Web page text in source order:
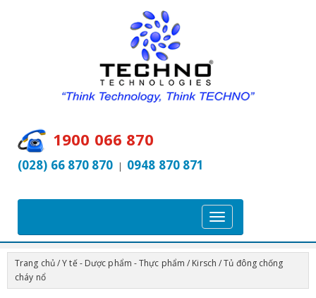
1900 066 870
(028) 66 870 870 | 0948 870 871
T
o
g
l
Trang chủ/Y tế - Dược phẩm - Thực phẩm / Kirsch / Tủ đông chống
cháy nổ